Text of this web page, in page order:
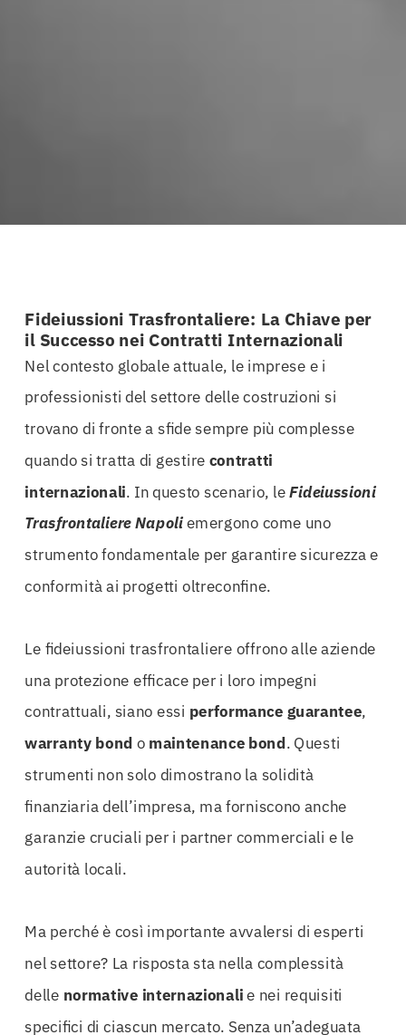
Fideiussioni Trasfrontaliere: La Chiave per
il Successo nei Contratti Internazionali
Nel contesto globale attuale, le imprese e i
professionisti del settore delle costruzioni si
trovano di fronte a sfide sempre più complesse
quando si tratta di gestire contratti
internazionali. In questo scenario, leFideiussioni
Trasfrontaliere Napoliemergono come uno
strumento fondamentale per garantire sicurezza e
conformità ai progetti oltreconfine.
Le fideiussioni trasfrontaliere offrono alle aziende
una protezione efficace per i loro impegni
contrattuali, siano essi performance guarantee,
warranty bond o maintenance bond. Questi
strumenti non solo dimostrano la solidità
finanziaria dell’impresa, ma forniscono anche
garanzie cruciali per i partner commerciali e le
autorità locali.
Ma perché è così importante avvalersi di esperti
nel settore? La risposta sta nella complessità
delle normative internazionalie nei requisiti
specifici di ciascun mercato. Senza un’adeguata